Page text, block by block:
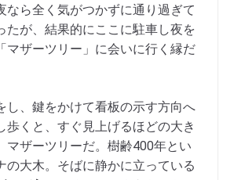
なら全く気がつかずに通り過ぎて
たが、結果的にここに駐車し夜を
マザーツリー」に会いに行く縁だ
し、鍵をかけて看板の示す方向へ
歩くと、すぐ見上げるほどの大き
マザーツリーだ。樹齢400年とい
の大木。そばに静かに立っている